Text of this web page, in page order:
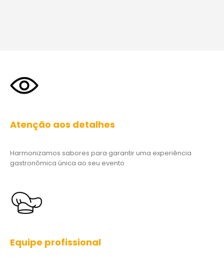
Harmonizamos sabores para garantir uma experiência
Equipe profissional
Possuímos equipamentos próprios e estrutura completa